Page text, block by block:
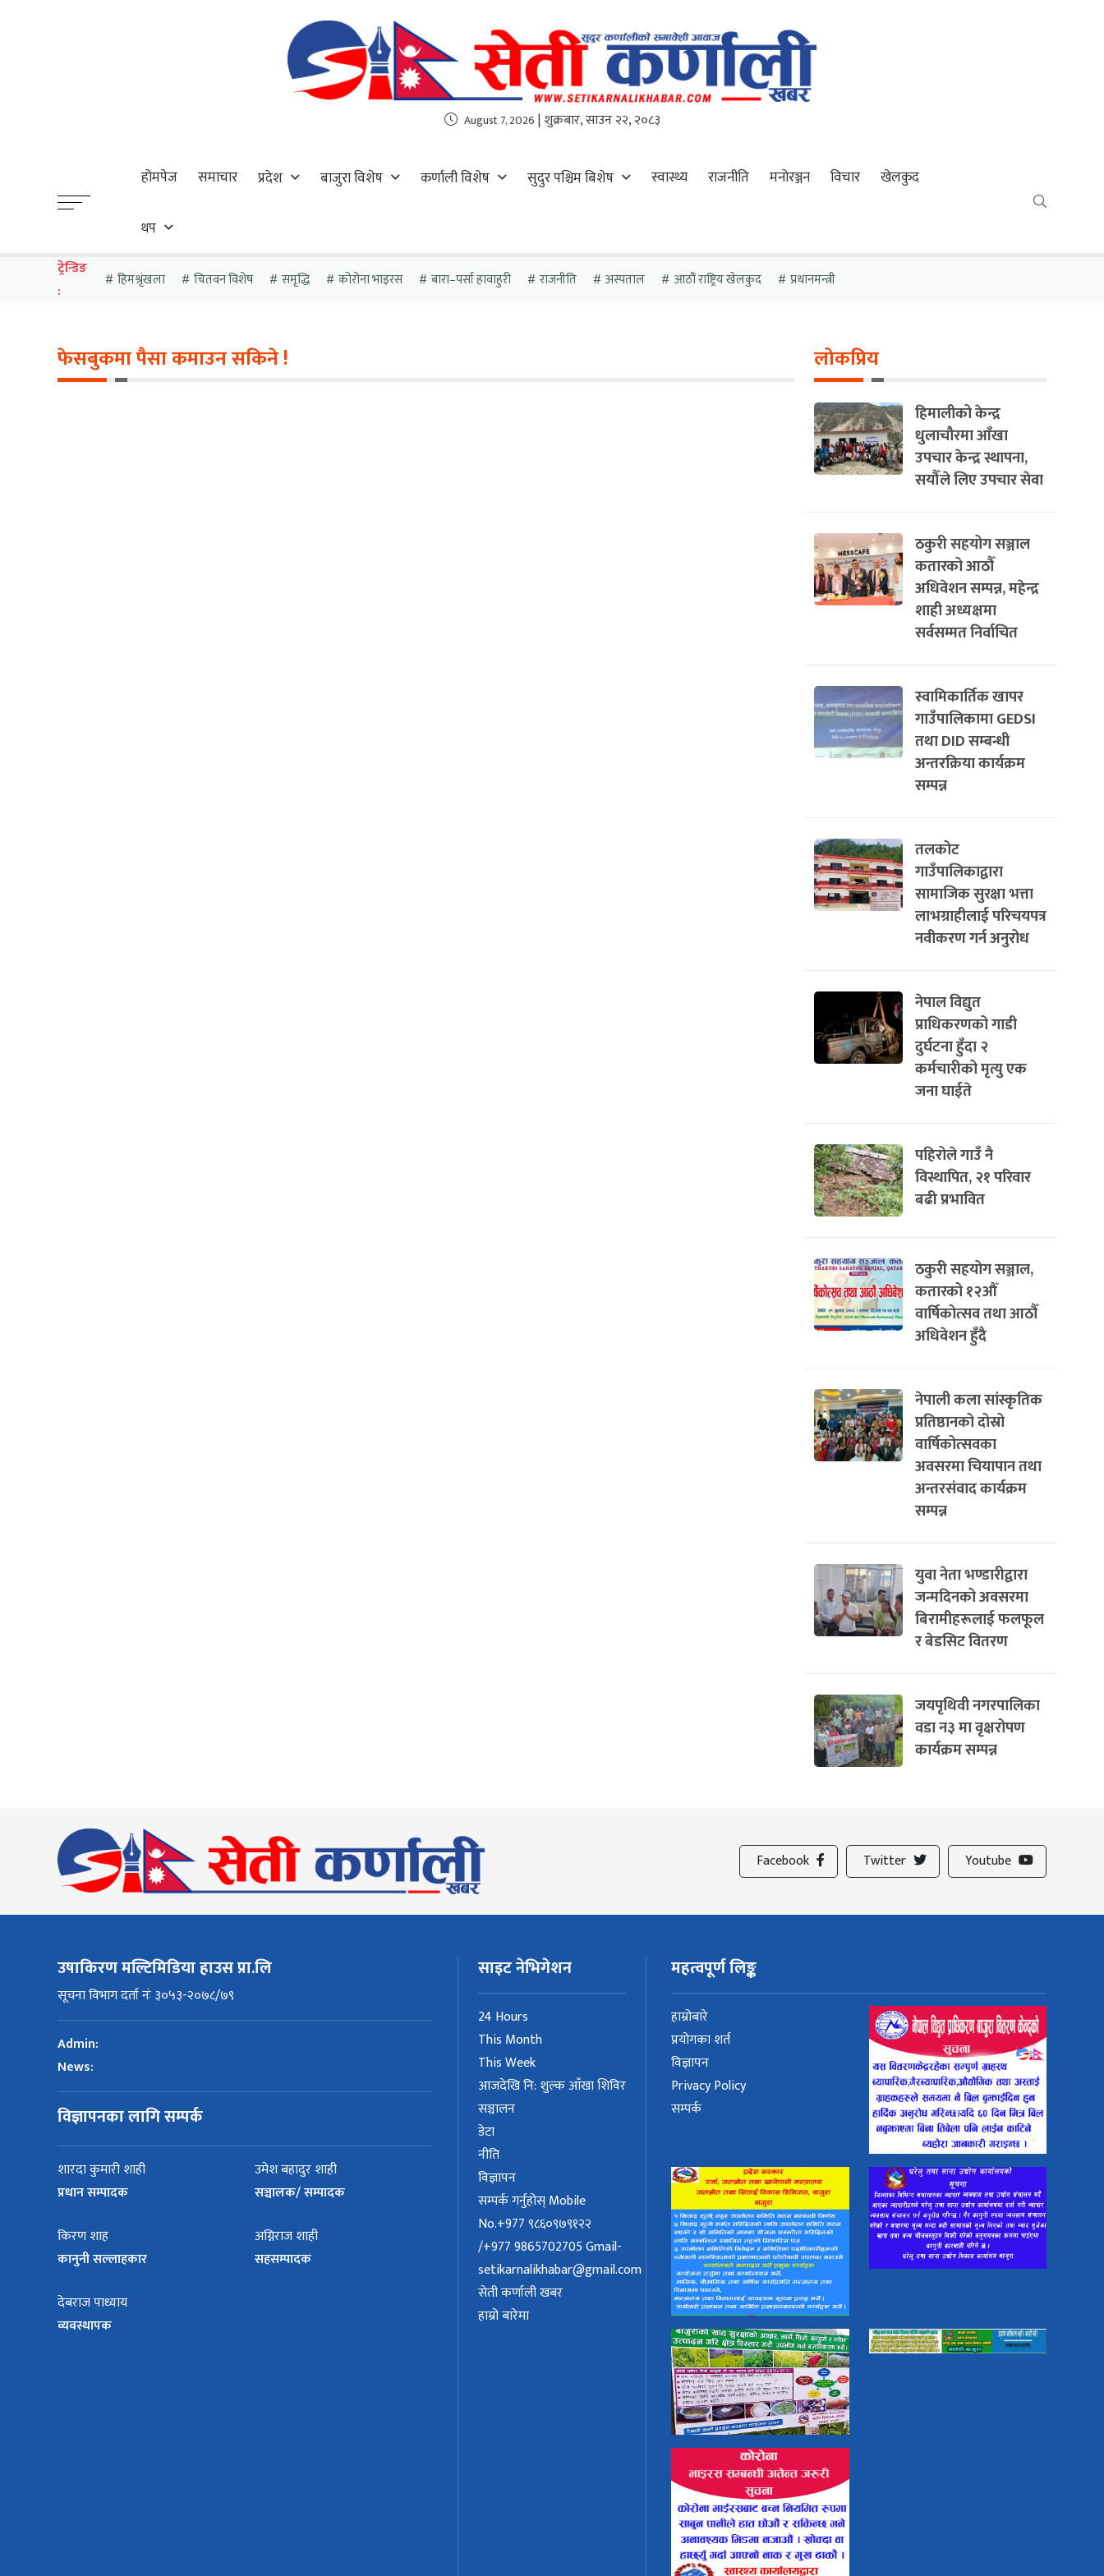
August 7, 2026 | शुक्रबार, साउन २२, २०८३
होमपेज समाचार प्रदेश बाजुरा विशेष कर्णाली विशेष सुदुर पश्चिम बिशेष स्वास्थ्य राजनीति मनोरञ्जन विचार खेलकुद
थप
ट्रेन्डिङ
:
हिमश्रृंखला चितवन विशेष समृद्धि कोरोना भाइरस बारा–पर्सा हावाहुरी राजनीति अस्पताल आठौं राष्ट्रिय खेलकुद प्रधानमन्त्री
फेसबुकमा पैसा कमाउन सकिने ! लोकप्रिय
हिमालीको केन्द्र
धुलाचौरमा आँखा
उपचार केन्द्र स्थापना,
सयौँले लिए उपचार सेवा
ठकुरी सहयोग सञ्जाल
कतारको आठौँ
अधिवेशन सम्पन्न, महेन्द्र
शाही अध्यक्षमा
सर्वसम्मत निर्वाचित
स्वामिकार्तिक खापर
गाउँपालिकामा GEDSI
तथा DID सम्बन्धी
अन्तरक्रिया कार्यक्रम
सम्पन्न
तलकोट
गाउँपालिकाद्वारा
सामाजिक सुरक्षा भत्ता
लाभग्राहीलाई परिचयपत्र
नवीकरण गर्न अनुरोध
नेपाल विद्युत
प्राधिकरणको गाडी
दुर्घटना हुँदा २
कर्मचारीको मृत्यु एक
जना घाईते
पहिरोले गाउँ नै
विस्थापित, २१ परिवार
बढी प्रभावित
ठकुरी सहयोग सञ्जाल,
कतारको १२औँ
वार्षिकोत्सव तथा आठौँ
अधिवेशन हुँदै
नेपाली कला सांस्कृतिक
प्रतिष्ठानको दोस्रो
वार्षिकोत्सवका
अवसरमा चियापान तथा
अन्तरसंवाद कार्यक्रम
सम्पन्न
युवा नेता भण्डारीद्वारा
जन्मदिनको अवसरमा
बिरामीहरूलाई फलफूल
र बेडसिट वितरण
जयपृथिवी नगरपालिका
वडा न३ मा वृक्षरोपण
कार्यक्रम सम्पन्न
Facebook Twitter Youtube
उषाकिरण मल्टिमिडिया हाउस प्रा.लि
सूचना विभाग दर्ता नंः ३०५३-२०७८/७९
Admin:
News:
विज्ञापनका लागि सम्पर्क
शारदा कुमारी शाही
प्रधान सम्पादक
उमेश बहादुर शाही
सञ्चालक/ सम्पादक
किरण शाह
कानुनी सल्लाहकार
अग्निराज शाही
सहसम्पादक
देबराज पाध्याय
व्यवस्थापक
साइट नेभिगेशन
24 Hours
This Month
This Week
आजदेखि नि: शुल्क आँखा शिविर
सञ्चालन
डेटा
नीति
विज्ञापन
सम्पर्क गर्नुहोस् Mobile
No.+977 ९८६०९७९१२२
/+977 9865702705Gmail-
setikarnalikhabar@gmail.com
सेती कर्णाली खबर
हाम्रो बारेमा
महत्वपूर्ण लिङ्क
हाम्रोबारे
प्रयोगका शर्त
विज्ञापन
Privacy Policy
सम्पर्क